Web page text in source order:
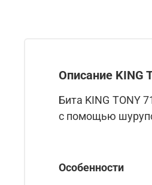
Описание KING
Бита KING TONY
с помощью
Особенности